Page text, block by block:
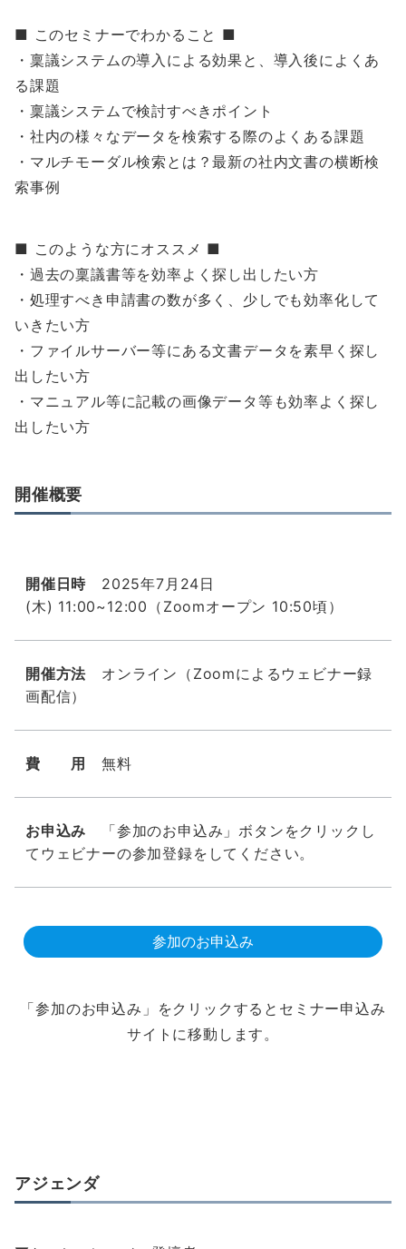
■ このセミナーでわかること ■
・稟議システムの導入による効果と、導入後によくあ
る課題
・稟議システムで検討すべきポイント
・社内の様々なデータを検索する際のよくある課題
・マルチモーダル検索とは？最新の社内文書の横断検
索事例
■ このような方にオススメ ■
・過去の稟議書等を効率よく探し出したい方
・処理すべき申請書の数が多く、少しでも効率化して
いきたい方
・ファイルサーバー等にある文書データを素早く探し
出したい方
・マニュアル等に記載の画像データ等も効率よく探し
出したい方
開催概要
開催日時 2025年7月24日
(木) 11:00~12:00（Zoomオープン 10:50頃）
開催方法 オンライン（Zoomによるウェビナー録
画配信）
費 用 無料
お申込み 「参加のお申込み」ボタンをクリックし
てウェビナーの参加登録をしてください。
参加のお申込み
「参加のお申込み」をクリックするとセミナー申込み
サイトに移動します。
アジェンダ